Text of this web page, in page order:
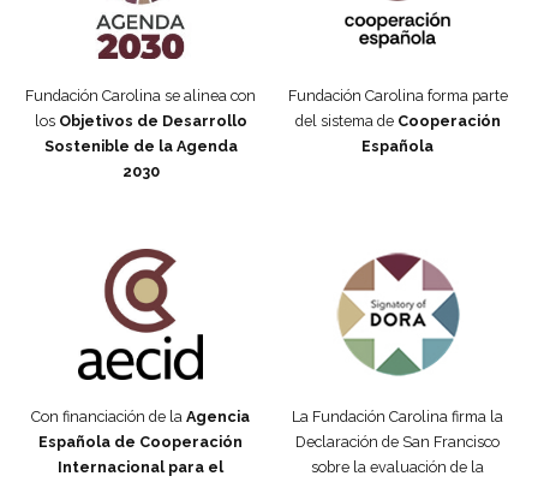
Fundación Carolina se alinea con
los Objetivos de Desarrollo
Sostenible de la Agenda
2030
Fundación Carolina forma parte
del sistema de Cooperación
Española
Con financiación de la Agencia
Española de Cooperación
Internacional para el
La Fundación Carolina firma la
Declaración de San Francisco
sobre la evaluación de la